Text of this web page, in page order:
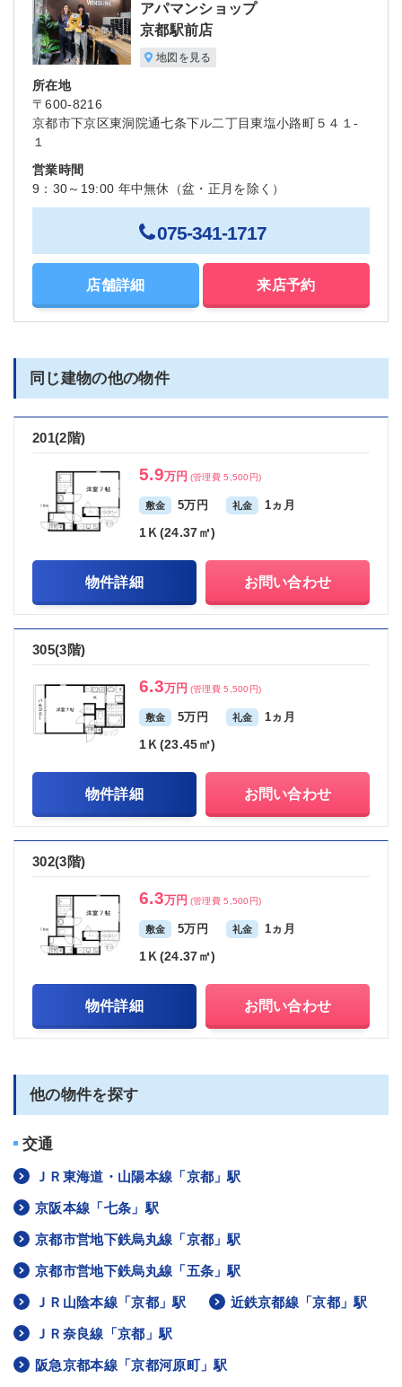
アパマンショップ
京都駅前店
地図を見る
所在地
〒600-8216
京都市下京区東洞院通七条下ル二丁目東塩小路町５４１-
１
営業時間
9：30～19:00 年中無休（盆・正月を除く）
075-341-1717
店舗詳細 来店予約
同じ建物の他の物件
201(2階)
5.9万円 (管理費 5,500円)
敷金 5万円 礼金 1ヵ月
1Ｋ(24.37㎡)
物件詳細 お問い合わせ
305(3階)
6.3万円 (管理費 5,500円)
敷金 5万円 礼金 1ヵ月
1Ｋ(23.45㎡)
物件詳細 お問い合わせ
302(3階)
6.3万円 (管理費 5,500円)
敷金 5万円 礼金 1ヵ月
1Ｋ(24.37㎡)
物件詳細 お問い合わせ
他の物件を探す
交通
ＪＲ東海道・山陽本線「京都」駅
京阪本線「七条」駅
京都市営地下鉄烏丸線「京都」駅
京都市営地下鉄烏丸線「五条」駅
ＪＲ山陰本線「京都」駅 近鉄京都線「京都」駅
ＪＲ奈良線「京都」駅
阪急京都本線「京都河原町」駅